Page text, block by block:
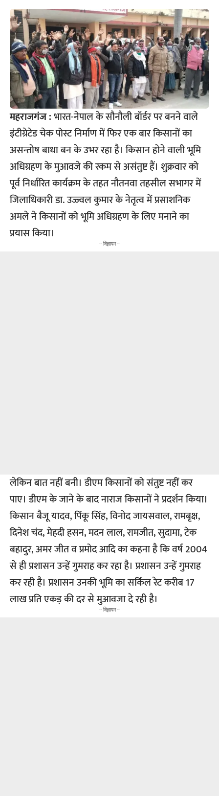
महराजगंज :भारत-नेपाल के सौनौली बॉर्डर पर बनने वाले
इंटीग्रेटेड चेक पोस्ट निर्माण में फिर एक बार किसानों का
असन्तोष बाधा बन के उभर रहा है। किसान होने वाली भूमि
अधिग्रहण के मुआवजे की रकम से असंतुष्ट हैं। शुक्रवार को
पूर्व निर्धारित कार्यक्रम के तहत नौतनवा तहसील सभागर में
जिलाधिकारी डा. उज्ज्वल कुमार के नेतृत्व में प्रसाशनिक
अमले ने किसानों को भूमि अधिग्रहण के लिए मनाने का
प्रयास किया।
-- विज्ञापन --
लेकिन बात नहीं बनी। डीएम किसानों को संतुष्ट नहीं कर
पाए। डीएम के जाने के बाद नाराज किसानों ने प्रदर्शन किया।
किसान बैजू यादव, पिंकू सिंह, विनोद जायसवाल, रामबृक्ष,
दिनेश चंद, मेहदी हसन, मदन लाल, रामजीत, सुदामा, टेक
बहादुर, अमर जीत व प्रमोद आदि का कहना है कि वर्ष 2004
से ही प्रशासन उन्हें गुमराह कर रहा है। प्रशासन उन्हें गुमराह
कर रही है। प्रशासन उनकी भूमि का सर्किल रेट करीब 17
लाख प्रति एकड़ की दर से मुआवजा दे रही है।
-- विज्ञापन --